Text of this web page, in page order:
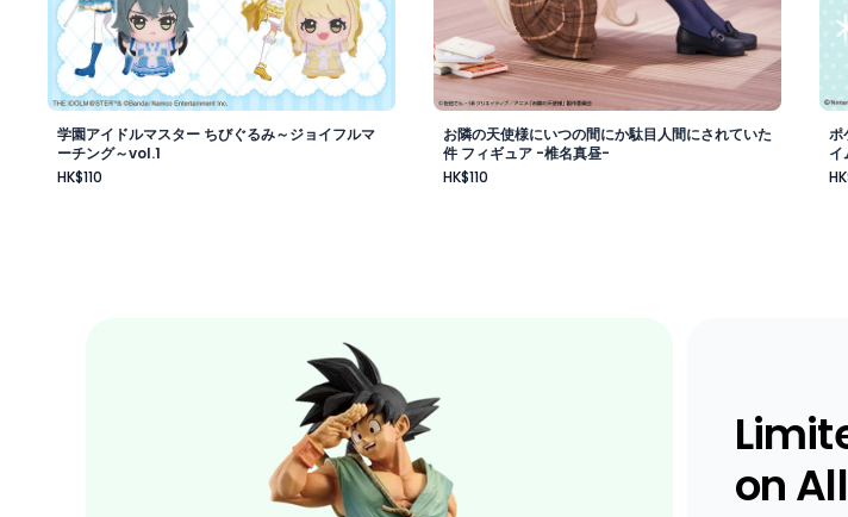
学園アイドルマスター ちびぐるみ～ジョイフルマ
ーチング～vol.1
HK$110
お隣の天使様にいつの間にか駄目人間にされていた
件 フィギュア -椎名真昼-
HK$110
ポ
イ
on